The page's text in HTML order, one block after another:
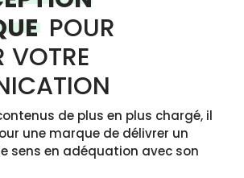
POUR
VOTRE
de plus en plus chargé, il
une marque de délivrer un
sens en adéquation avec son